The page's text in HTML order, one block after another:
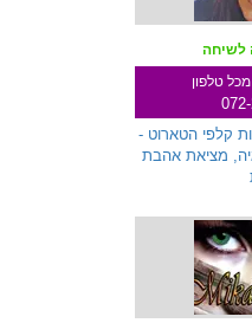
לשיחה
טלפון
קלפי הטארוט -
מציאת אהבת